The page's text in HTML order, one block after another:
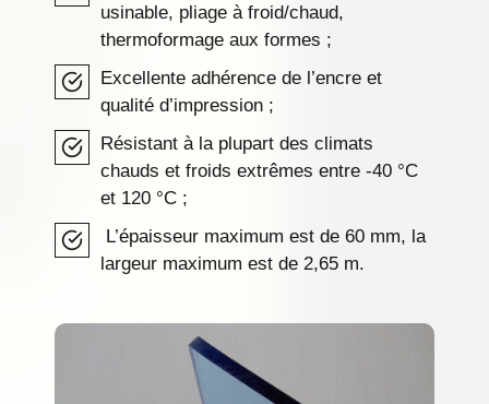
usinable, pliage à froid/chaud,
thermoformage aux formes ;
Excellente adhérence de l’encre et
qualité d’impression ;
Résistant à la plupart des climats
chauds et froids extrêmes entre -40 °C
et 120 °C ;
L’épaisseur maximum est de 60 mm, la
largeur maximum est de 2,65 m.